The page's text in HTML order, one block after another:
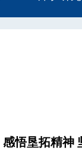
感悟垦拓精神